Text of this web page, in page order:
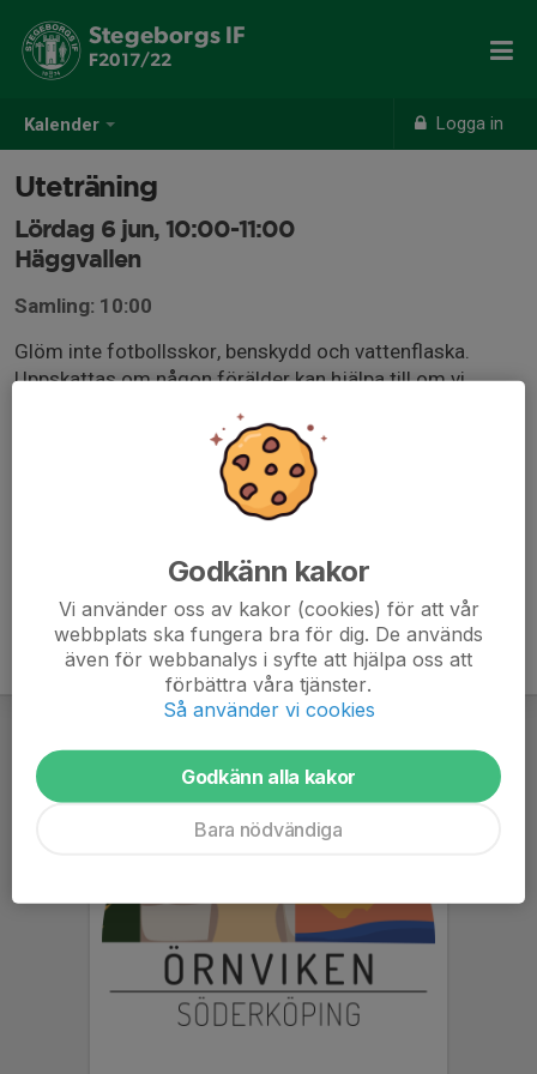
Kalender Logga in
Stegeborgs IF
F2017/22
Uteträning
Lördag 6 jun, 10:00-11:00
Häggvallen
Samling: 10:00
Glöm inte fotbollsskor, benskydd och vattenflaska.
Uppskattas om någon förälder kan hjälpa till om vi
Godkänn kakor
Vi använder oss av kakor (cookies) för att vår
webbplats ska fungera bra för dig. De används
även för webbanalys i syfte att hjälpa oss att
förbättra våra tjänster.
Så använder vi cookies
Godkänn alla kakor
Bara nödvändiga